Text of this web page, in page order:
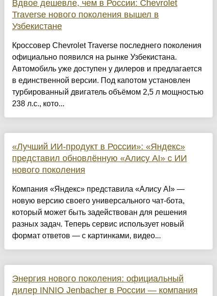
Вдвое дешевле, чем в России: Chevrolet
Traverse нового поколения вышел в
Узбекистане
Кроссовер Chevrolet Traverse последнего поколения
официально появился на рынке Узбекистана.
Автомобиль уже доступен у дилеров и предлагается
в единственной версии. Под капотом установлен
турбированный двигатель объёмом 2,5 л мощностью
238 л.с., кото...
«Лучший ИИ-продукт в России»: «Яндекс»
представил обновлённую «Алису AI» с ИИ
нового поколения
Компания «Яндекс» представила «Алису AI» —
новую версию своего универсального чат-бота,
который может быть задействован для решения
разных задач. Теперь сервис использует новый
формат ответов — с картинками, видео...
Энергия нового поколения: официальный
дилер INNIO Jenbacher в России — компания